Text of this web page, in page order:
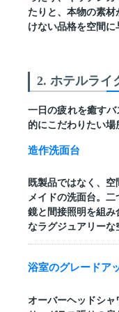
たりと、本物の素
けない品格を空間に
2. ホテルライ
一日の疲れを癒す
的にこだわりたい場
造作洗面台
既製品ではなく、
メイドの洗面台。
鏡と間接照明を組み
なラグジュアリーな
浴室のグレードア
オーバーヘッドシ